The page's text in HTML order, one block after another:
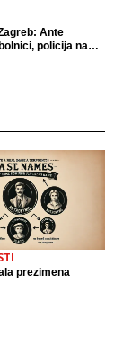
Ante
policija na
prezimena